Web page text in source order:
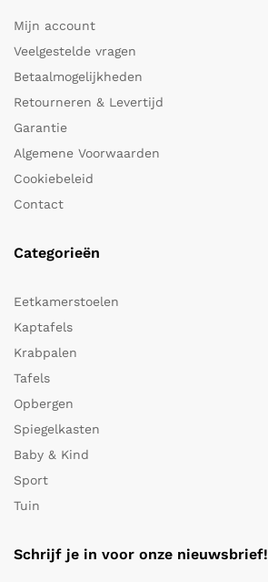
Mijn account
Veelgestelde vragen
Betaalmogelijkheden
Retourneren & Levertijd
Garantie
Algemene Voorwaarden
Cookiebeleid
Contact
Categorieën
Eetkamerstoelen
Kaptafels
Krabpalen
Tafels
Opbergen
Spiegelkasten
Baby & Kind
Sport
Tuin
Schrijf je in voor onze nieuwsbrief!